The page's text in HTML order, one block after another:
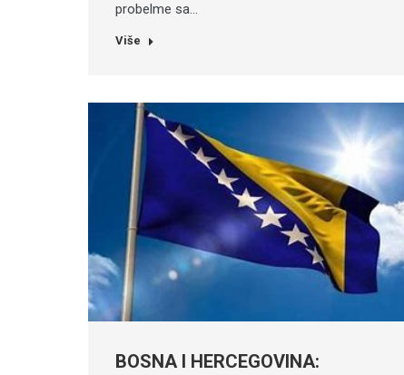
probelme sa…
Više
BOSNA I HERCEGOVINA: